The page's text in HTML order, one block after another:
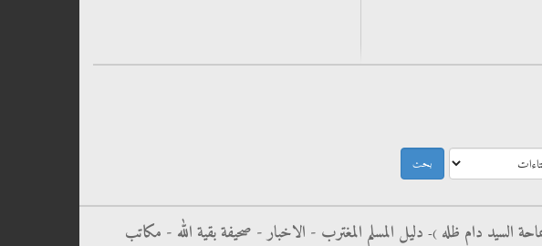
السيد دام ظله )- دليل المسلم المغترب -الاخبار -صحيفة بقية الله -مكاتب